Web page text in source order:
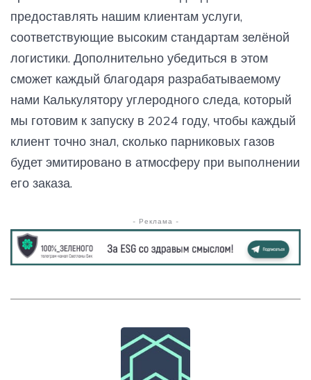
предоставлять нашим клиентам услуги,
соответствующие высоким стандартам зелёной
логистики. Дополнительно убедиться в этом
сможет каждый благодаря разрабатываемому
нами Калькулятору углеродного следа, который
мы готовим к запуску в 2024 году, чтобы каждый
клиент точно знал, сколько парниковых газов
будет эмитировано в атмосферу при выполнении
его заказа.
- Реклама -